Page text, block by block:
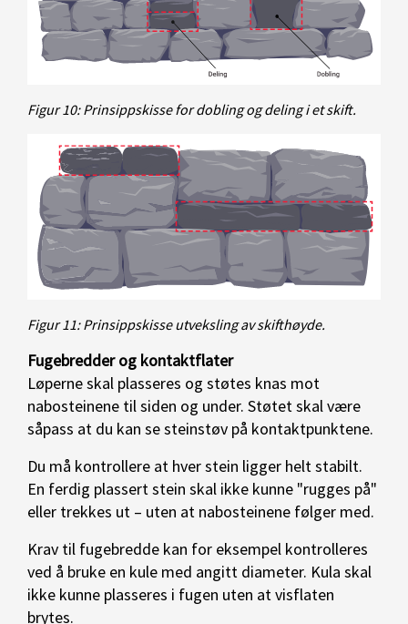
Figur 10: Prinsippskisse for dobling og deling i et skift.
Figur 11: Prinsippskisse utveksling av skifthøyde.
Fugebredder og kontaktflater
Løperne skal plasseres og støtes knas mot
nabosteinene til siden og under. Støtet skal være
såpass at du kan se steinstøv på kontaktpunktene.
Du må kontrollere at hver stein ligger helt stabilt.
En ferdig plassert stein skal ikke kunne "rugges på"
eller trekkes ut – uten at nabosteinene følger med.
Krav til fugebredde kan for eksempel kontrolleres
ved å bruke en kule med angitt diameter. Kula skal
ikke kunne plasseres i fugen uten at visflaten
brytes.